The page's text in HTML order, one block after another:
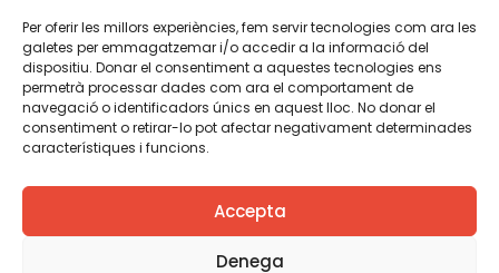
Per oferir les millors experiències, fem servir tecnologies com ara les
galetes per emmagatzemar i/o accedir a la informació del
dispositiu. Donar el consentiment a aquestes tecnologies ens
permetrà processar dades com ara el comportament de
navegació o identificadors únics en aquest lloc. No donar el
consentiment o retirar-lo pot afectar negativament determinades
característiques i funcions.
Accepta
Denega
TWT YTB IG FB IN
Avís legalPolítica de cookies
Creiem que el coneixement s’ha de compartir. Per això
fem servir una llicència Creative Commons, llevat que en
algun material indiquem el contrari. Us animem a copiar,
redistribuir, remesclar o transformar i crear els continguts